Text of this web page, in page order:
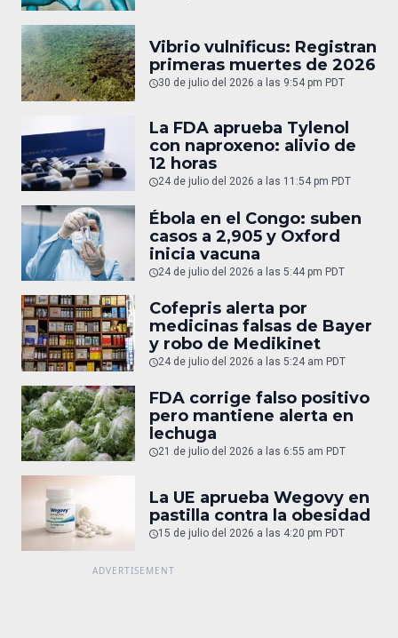
Vibrio vulnificus: Registran
primeras muertes de 2026
30 de julio del 2026 a las 9:54 pm PDT
La FDA aprueba Tylenol
con naproxeno: alivio de
12 horas
24 de julio del 2026 a las 11:54 pm PDT
Ébola en el Congo: suben
casos a 2,905 y Oxford
inicia vacuna
24 de julio del 2026 a las 5:44 pm PDT
Cofepris alerta por
medicinas falsas de Bayer
y robo de Medikinet
24 de julio del 2026 a las 5:24 am PDT
FDA corrige falso positivo
pero mantiene alerta en
lechuga
21 de julio del 2026 a las 6:55 am PDT
La UE aprueba Wegovy en
pastilla contra la obesidad
15 de julio del 2026 a las 4:20 pm PDT